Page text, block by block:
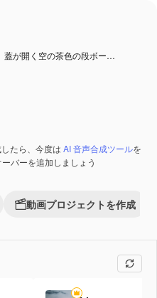
蓋が開く空の茶色の段ボー…
たら、今度は AI 音声合成ツールを
バーを追加しましょう
動画プロジェクトを作成